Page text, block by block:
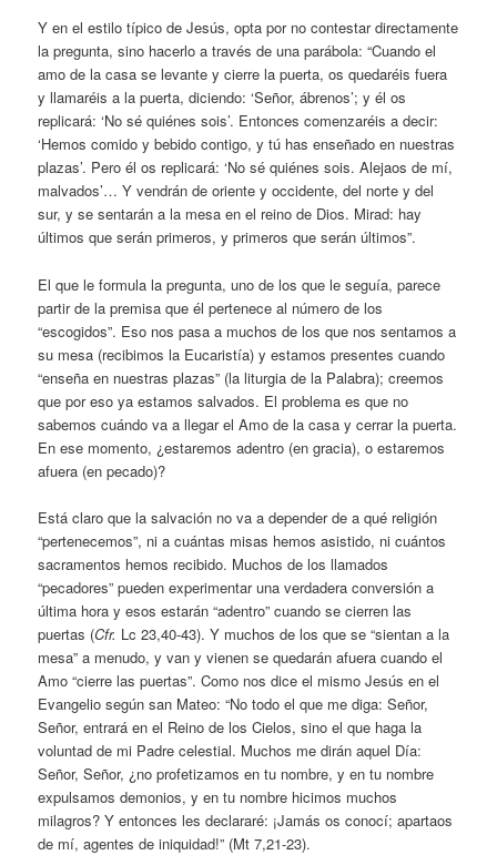
Y en el estilo típico de Jesús, opta por no contestar directamente
la pregunta, sino hacerlo a través de una parábola: “Cuando el
amo de la casa se levante y cierre la puerta, os quedaréis fuera
y llamaréis a la puerta, diciendo: ‘Señor, ábrenos’; y él os
replicará: ‘No sé quiénes sois’. Entonces comenzaréis a decir:
‘Hemos comido y bebido contigo, y tú has enseñado en nuestras
plazas’. Pero él os replicará: ‘No sé quiénes sois. Alejaos de mí,
malvados’… Y vendrán de oriente y occidente, del norte y del
sur, y se sentarán a la mesa en el reino de Dios. Mirad: hay
últimos que serán primeros, y primeros que serán últimos”.
El que le formula la pregunta, uno de los que le seguía, parece
partir de la premisa que él pertenece al número de los
“escogidos”. Eso nos pasa a muchos de los que nos sentamos a
su mesa (recibimos la Eucaristía) y estamos presentes cuando
“enseña en nuestras plazas” (la liturgia de la Palabra); creemos
que por eso ya estamos salvados. El problema es que no
sabemos cuándo va a llegar el Amo de la casa y cerrar la puerta.
En ese momento, ¿estaremos adentro (en gracia), o estaremos
afuera (en pecado)?
Está claro que la salvación no va a depender de a qué religión
“pertenecemos”, ni a cuántas misas hemos asistido, ni cuántos
sacramentos hemos recibido. Muchos de los llamados
“pecadores” pueden experimentar una verdadera conversión a
última hora y esos estarán “adentro” cuando se cierren las
puertas (Cfr. Lc 23,40-43). Y muchos de los que se “sientan a la
mesa” a menudo, y van y vienen se quedarán afuera cuando el
Amo “cierre las puertas”. Como nos dice el mismo Jesús en el
Evangelio según san Mateo: “No todo el que me diga: Señor,
Señor, entrará en el Reino de los Cielos, sino el que haga la
voluntad de mi Padre celestial. Muchos me dirán aquel Día:
Señor, Señor, ¿no profetizamos en tu nombre, y en tu nombre
expulsamos demonios, y en tu nombre hicimos muchos
milagros? Y entonces les declararé: ¡Jamás os conocí; apartaos
de mí, agentes de iniquidad!” (Mt 7,21-23).